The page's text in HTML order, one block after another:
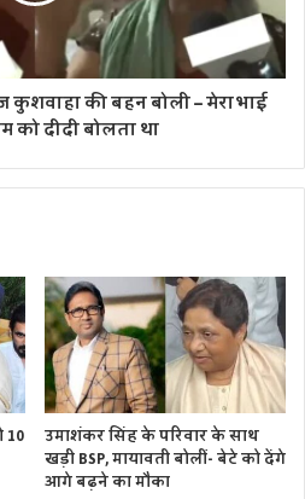
कुशवाहा की बहन बोली – मेरा भाई
को दीदी बोलता था
उमाशंकर सिंह के परिवार के साथ
खड़ी BSP, मायावती बोलीं- बेटे को देंगे
आगे बढ़ने का मौका